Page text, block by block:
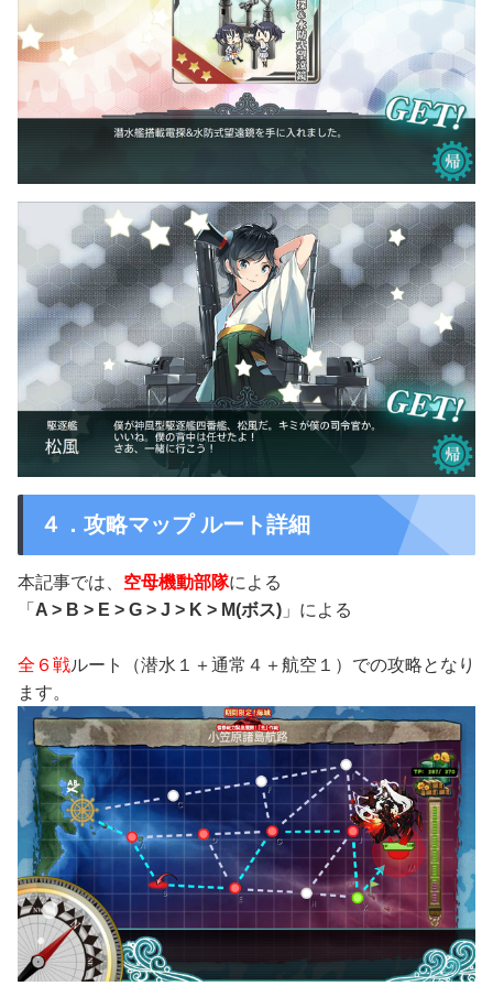
４．攻略マップ ルート詳細
本記事では、 空母機動部隊による
「 A > B > E > G > J > K > M(ボス) 」による
全６戦ルート（潜水１＋通常４＋航空１）での攻略となり
ます。